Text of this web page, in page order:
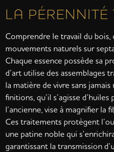
LA
Comprendre le travail du bois,
mouvements naturels sur
Chaque essence possède sa
d’art utilise des assemblages
la matière de vivre sans
finitions, qu’il s’agisse
l’ancienne, vise à magnifier la
Ces traitements protègent
une patine noble qui
garantissant la transmission